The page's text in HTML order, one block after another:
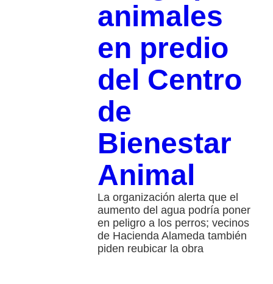
animales
en predio
del Centro
de
Bienestar
Animal
La organización alerta que el
aumento del agua podría poner
en peligro a los perros; vecinos
de Hacienda Alameda también
piden reubicar la obra